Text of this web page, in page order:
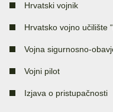
Hrvatski vojnik
Hrvatsko vojno učilište
Vojna sigurnosno-
Vojni pilot
Izjava o pristupačnosti